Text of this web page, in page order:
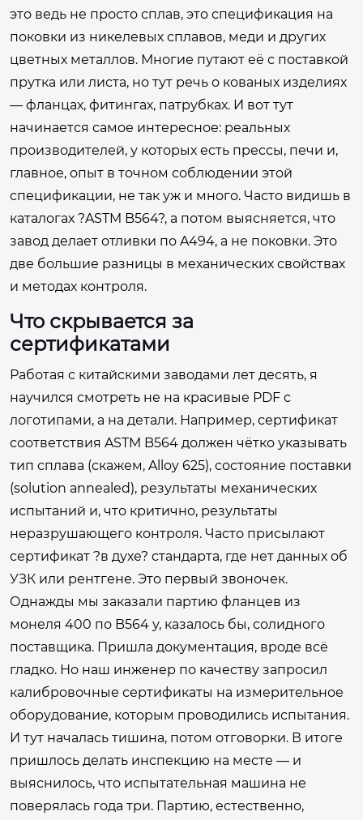
это ведь не просто сплав, это спецификация на
поковки из никелевых сплавов, меди и других
цветных металлов. Многие путают её с поставкой
прутка или листа, но тут речь о кованых изделиях
— фланцах, фитингах, патрубках. И вот тут
начинается самое интересное: реальных
производителей, у которых есть прессы, печи и,
главное, опыт в точном соблюдении этой
спецификации, не так уж и много. Часто видишь в
каталогах ?ASTM B564?, а потом выясняется, что
завод делает отливки по A494, а не поковки. Это
две большие разницы в механических свойствах
и методах контроля.
Что скрывается за
сертификатами
Работая с китайскими заводами лет десять, я
научился смотреть не на красивые PDF с
логотипами, а на детали. Например, сертификат
соответствия ASTM B564 должен чётко указывать
тип сплава (скажем, Alloy 625), состояние поставки
(solution annealed), результаты механических
испытаний и, что критично, результаты
неразрушающего контроля. Часто присылают
сертификат ?в духе? стандарта, где нет данных об
УЗК или рентгене. Это первый звоночек.
Однажды мы заказали партию фланцев из
монеля 400 по B564 у, казалось бы, солидного
поставщика. Пришла документация, вроде всё
гладко. Но наш инженер по качеству запросил
калибровочные сертификаты на измерительное
оборудование, которым проводились испытания.
И тут началась тишина, потом отговорки. В итоге
пришлось делать инспекцию на месте — и
выяснилось, что испытательная машина не
поверялась года три. Партию, естественно,